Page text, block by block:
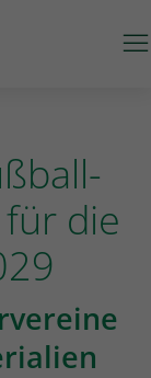
Starseite
die